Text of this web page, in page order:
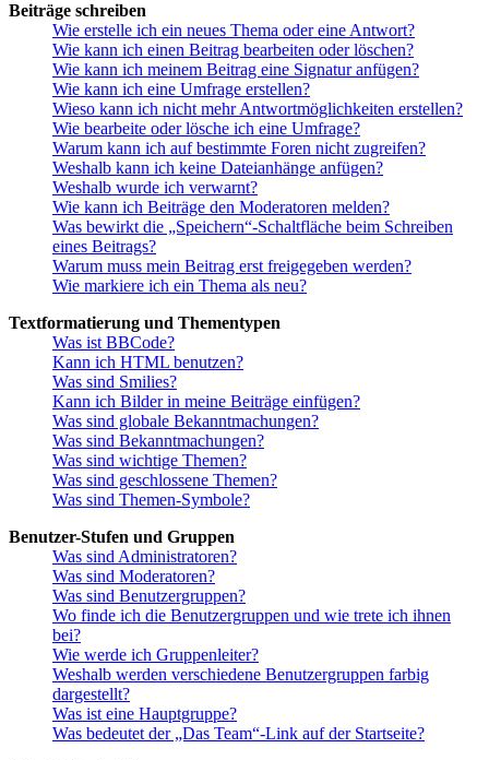
Beiträge schreiben
Wie erstelle ich ein neues Thema oder eine Antwort?
Wie kann ich einen Beitrag bearbeiten oder löschen?
Wie kann ich meinem Beitrag eine Signatur anfügen?
Wie kann ich eine Umfrage erstellen?
Wieso kann ich nicht mehr Antwortmöglichkeiten erstellen?
Wie bearbeite oder lösche ich eine Umfrage?
Warum kann ich auf bestimmte Foren nicht zugreifen?
Weshalb kann ich keine Dateianhänge anfügen?
Weshalb wurde ich verwarnt?
Wie kann ich Beiträge den Moderatoren melden?
Was bewirkt die „Speichern“-Schaltfläche beim Schreiben
eines Beitrags?
Warum muss mein Beitrag erst freigegeben werden?
Wie markiere ich ein Thema als neu?
Textformatierung und Thementypen
Was ist BBCode?
Kann ich HTML benutzen?
Was sind Smilies?
Kann ich Bilder in meine Beiträge einfügen?
Was sind globale Bekanntmachungen?
Was sind Bekanntmachungen?
Was sind wichtige Themen?
Was sind geschlossene Themen?
Was sind Themen-Symbole?
Benutzer-Stufen und Gruppen
Was sind Administratoren?
Was sind Moderatoren?
Was sind Benutzergruppen?
Wo finde ich die Benutzergruppen und wie trete ich ihnen
bei?
Wie werde ich Gruppenleiter?
Weshalb werden verschiedene Benutzergruppen farbig
dargestellt?
Was ist eine Hauptgruppe?
Was bedeutet der „Das Team“-Link auf der Startseite?